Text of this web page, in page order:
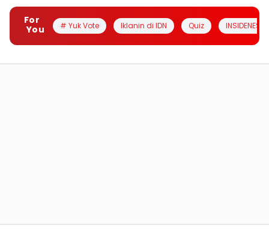
For
You
# Yuk Vote Iklanin di IDN Quiz INSIDENESIA